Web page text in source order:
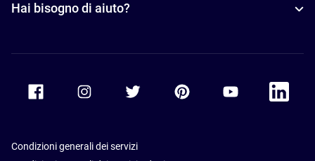
Hai bisogno di aiuto?
Accor Facebook Accor TwitterAccor PinterestAccor Youtube
Accor
Condizioni generali dei servizi